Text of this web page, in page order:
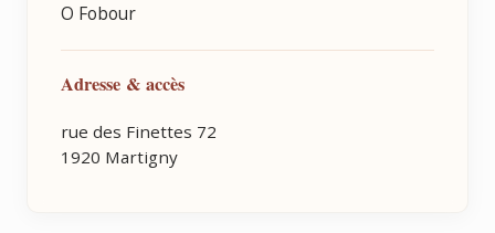
O Fobour
Adresse & accès
rue des Finettes 72
1920 Martigny